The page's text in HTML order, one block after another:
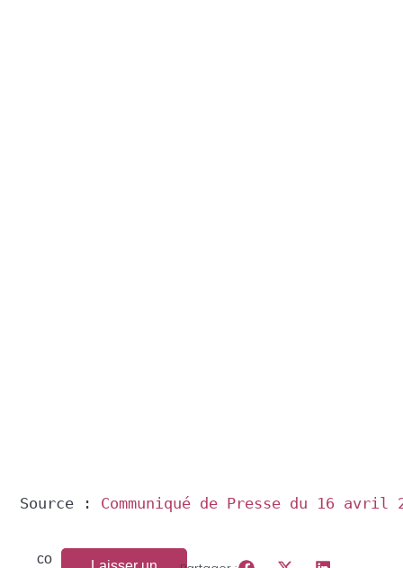
Source : Communiqué de Presse du 16 avril
co